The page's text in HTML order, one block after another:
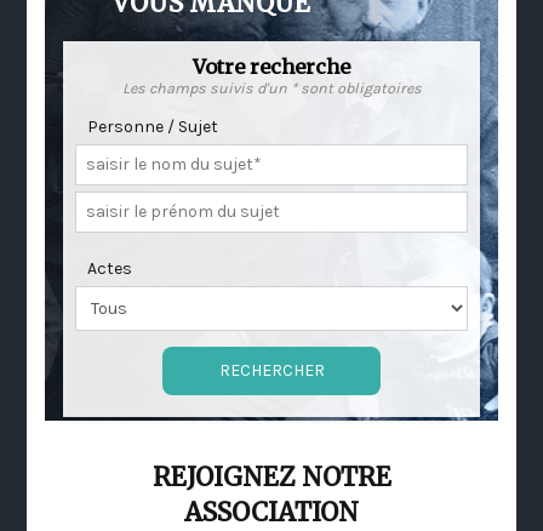
Votre recherche
Les champs suivis d'un * sont obligatoires
Personne / Sujet
Actes
REJOIGNEZ NOTRE
ASSOCIATION